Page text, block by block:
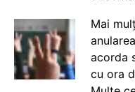
Mai
acorda
cu ora